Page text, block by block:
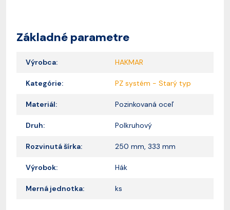
Základné parametre
Výrobca: HAKMAR
Kategórie: PZ systém - Starý typ
Materiál: Pozinkovaná oceľ
Druh: Polkruhový
Rozvinutá šírka: 250 mm, 333 mm
Výrobok: Hák
Merná jednotka: ks